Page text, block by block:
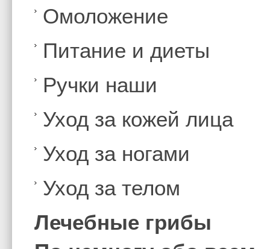
Омоложение
Питание и диеты
Ручки наши
Уход за кожей лица
Уход за ногами
Уход за телом
Лечебные грибы